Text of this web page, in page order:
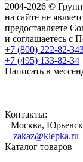
2004-2026 ©
на сайте не
предоставляете
и соглашаетесь с
+7 (800) 222-82-34
+7 (495) 133-82-34
Написать в
Контакты:
Москва,
zakaz@klepka.ru
Каталог товаров